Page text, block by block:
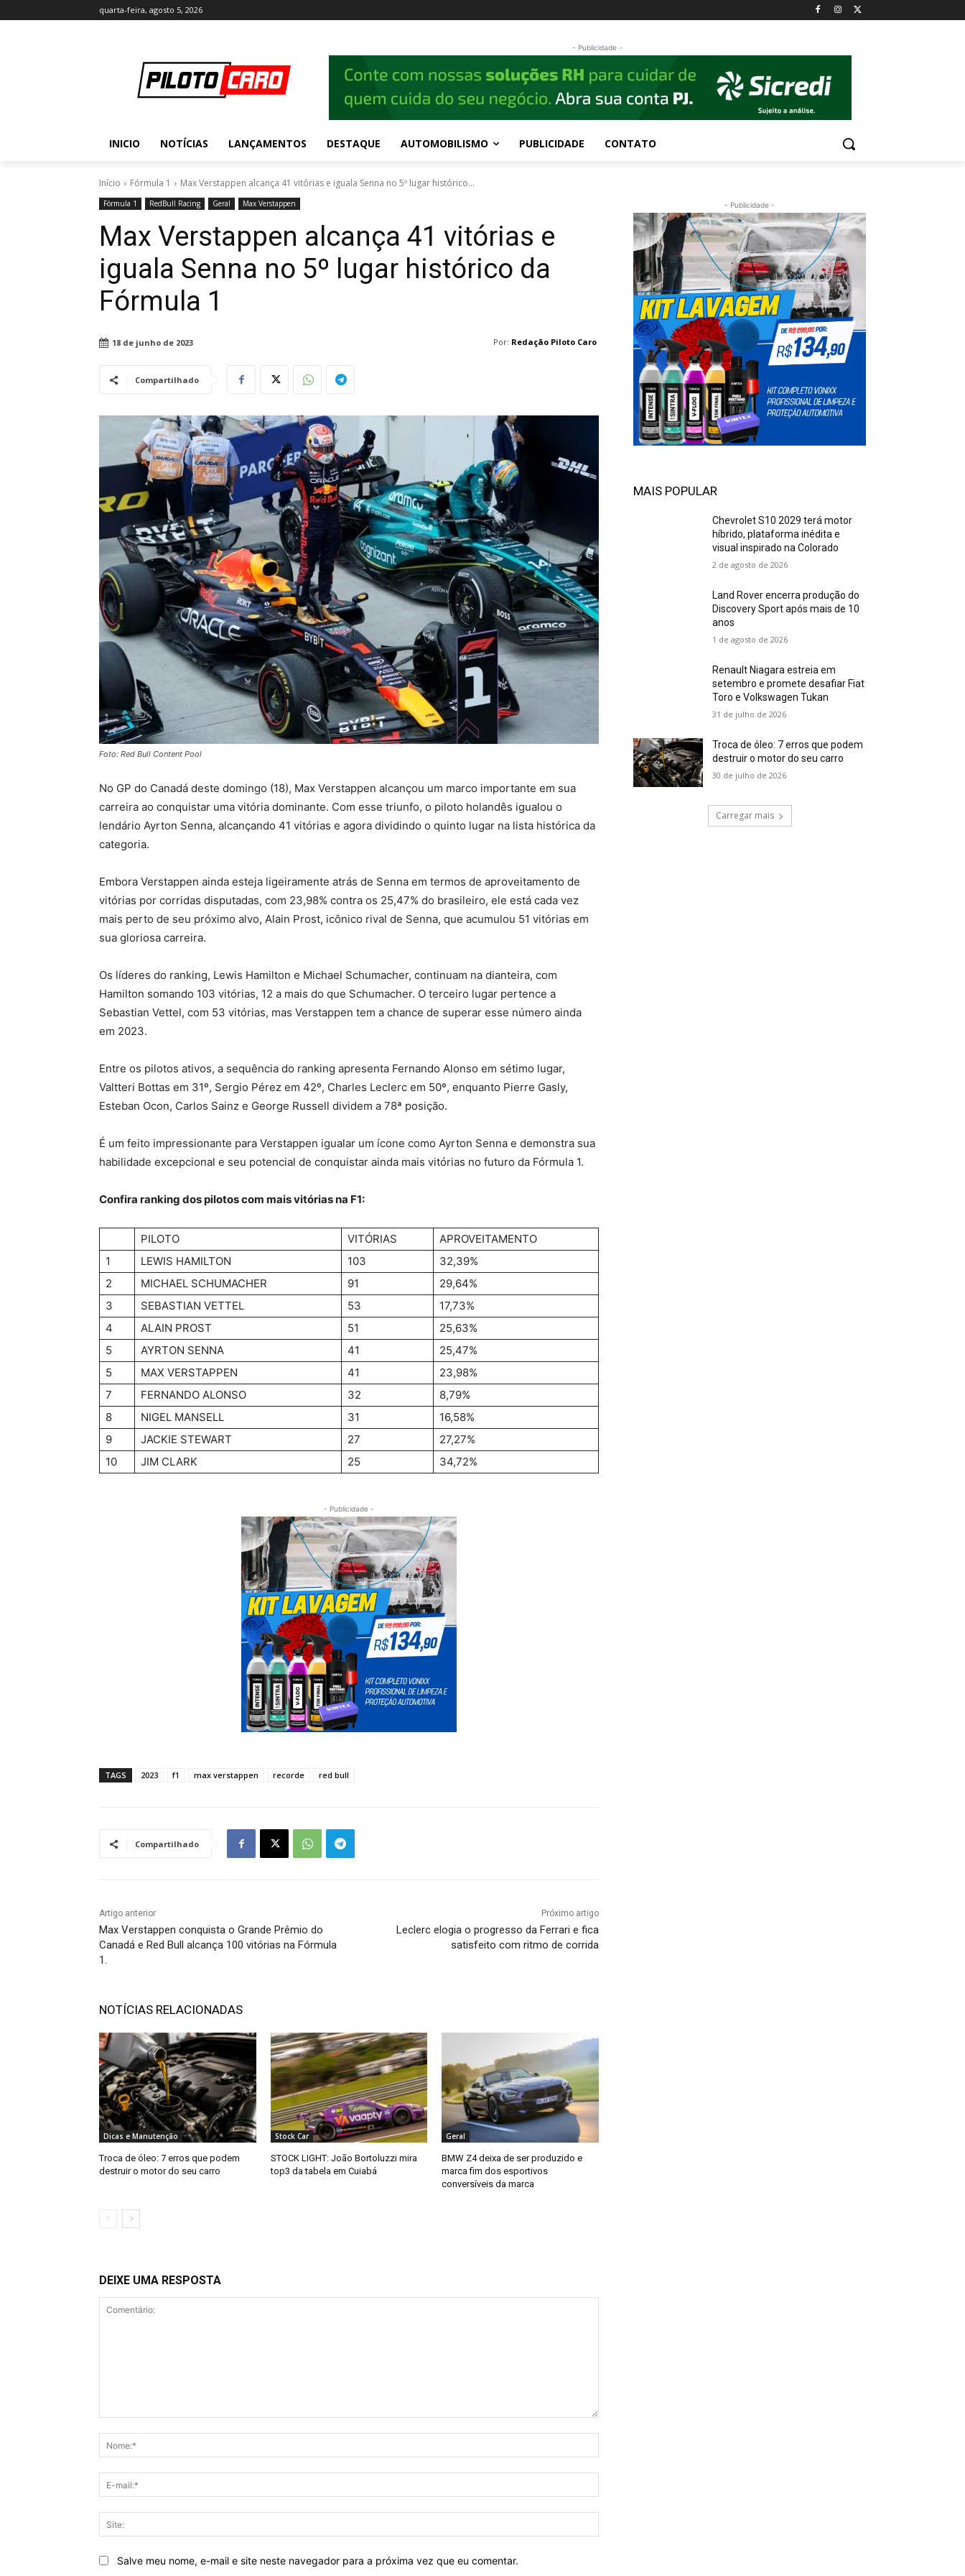
quarta-feira, agosto 5, 2026
- Publicidade -
INICIO NOTÍCIAS LANÇAMENTOS DESTAQUE AUTOMOBILISMO PUBLICIDADE CONTATO
Início Fórmula 1 Max Verstappen alcança 41 vitórias e iguala Senna no 5º lugar histórico...
Fórmula 1 RedBull Racing Geral Max Verstappen
Max Verstappen alcança 41 vitórias e
iguala Senna no 5º lugar histórico da
Fórmula 1
Por: Redação Piloto Caro
18 de junho de 2023
Compartilhado
Foto: Red Bull Content Pool
No GP do Canadá deste domingo (18), Max Verstappen alcançou um marco importante em sua
carreira ao conquistar uma vitória dominante. Com esse triunfo, o piloto holandês igualou o
lendário Ayrton Senna, alcançando 41 vitórias e agora dividindo o quinto lugar na lista histórica da
categoria.
Embora Verstappen ainda esteja ligeiramente atrás de Senna em termos de aproveitamento de
vitórias por corridas disputadas, com 23,98% contra os 25,47% do brasileiro, ele está cada vez
mais perto de seu próximo alvo, Alain Prost, icônico rival de Senna, que acumulou 51 vitórias em
sua gloriosa carreira.
Os líderes do ranking, Lewis Hamilton e Michael Schumacher, continuam na dianteira, com
Hamilton somando 103 vitórias, 12 a mais do que Schumacher. O terceiro lugar pertence a
Sebastian Vettel, com 53 vitórias, mas Verstappen tem a chance de superar esse número ainda
em 2023.
Entre os pilotos ativos, a sequência do ranking apresenta Fernando Alonso em sétimo lugar,
Valtteri Bottas em 31º, Sergio Pérez em 42º, Charles Leclerc em 50º, enquanto Pierre Gasly,
Esteban Ocon, Carlos Sainz e George Russell dividem a 78ª posição.
É um feito impressionante para Verstappen igualar um ícone como Ayrton Senna e demonstra sua
habilidade excepcional e seu potencial de conquistar ainda mais vitórias no futuro da Fórmula 1.
Confira ranking dos pilotos com mais vitórias na F1:
PILOTO VITÓRIAS
APROVEITAMENTO
1
LEWIS HAMILTON 103
32,39%
2
MICHAEL SCHUMACHER 91
29,64%
3
SEBASTIAN VETTEL 53
17,73%
4
ALAIN PROST 51
25,63%
5
AYRTON SENNA 41
25,47%
5
MAX VERSTAPPEN 41
23,98%
7
FERNANDO ALONSO 32
8,79%
8
NIGEL MANSELL 31
16,58%
9
JACKIE STEWART 27
27,27%
10
JIM CLARK 25 34,72%
- Publicidade -
TAGS 2023 f1 max verstappen recorde red bull
Compartilhado
Artigo anterior
Max Verstappen conquista o Grande Prêmio do
Canadá e Red Bull alcança 100 vitórias na Fórmula
1.
Próximo artigo
Leclerc elogia o progresso da Ferrari e fica
satisfeito com ritmo de corrida
NOTÍCIAS RELACIONADAS
Dicas e Manutenção
Troca de óleo: 7 erros que podem
destruir o motor do seu carro
Stock Car
STOCK LIGHT: João Bortoluzzi mira
top3 da tabela em Cuiabá
Geral
BMW Z4 deixa de ser produzido e
marca fim dos esportivos
conversíveis da marca
DEIXE UMA RESPOSTA
mail:*
Salve meu nome, e-mail e site neste navegador para a próxima vez que eu comentar.
- Publicidade -
MAIS POPULAR
Chevrolet S10 2029 terá motor
híbrido, plataforma inédita e
visual inspirado na Colorado
2 de agosto de 2026
Land Rover encerra produção do
Discovery Sport após mais de 10
anos
1 de agosto de 2026
Renault Niagara estreia em
setembro e promete desafiar Fiat
Toro e Volkswagen Tukan
31 de julho de 2026
Troca de óleo: 7 erros que podem
destruir o motor do seu carro
30 de julho de 2026
Carregar mais